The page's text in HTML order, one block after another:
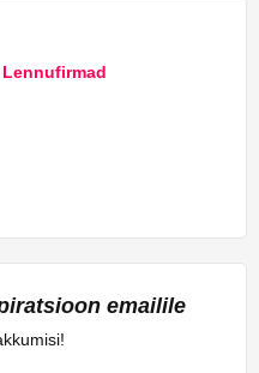
Lennufirmad
emailile